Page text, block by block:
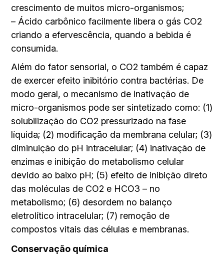
crescimento de muitos micro-organismos;
– Ácido carbônico facilmente libera o gás CO2
criando a efervescência, quando a bebida é
consumida.
Além do fator sensorial, o CO2 também é capaz
de exercer efeito inibitório contra bactérias. De
modo geral, o mecanismo de inativação de
micro-organismos pode ser sintetizado como: (1)
solubilização do CO2 pressurizado na fase
líquida; (2) modificação da membrana celular; (3)
diminuição do pH intracelular; (4) inativação de
enzimas e inibição do metabolismo celular
devido ao baixo pH; (5) efeito de inibição direto
das moléculas de CO2 e HCO3 – no
metabolismo; (6) desordem no balanço
eletrolítico intracelular; (7) remoção de
compostos vitais das células e membranas.
Conservação química